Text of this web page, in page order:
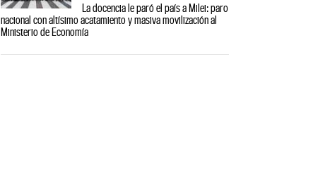
La docencia le paró el país a Milei: paro
nacional con altísimo acatamiento y masiva movilización al
Ministerio de Economía